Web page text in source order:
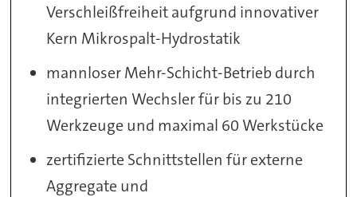
Verschleißfreiheit aufgrund innovativer
Kern Mikrospalt-Hydrostatik
mannloser Mehr-Schicht-Betrieb durch
integrierten Wechsler für bis zu 210
Werkzeuge und maximal 60 Werkstücke
zertifizierte Schnittstellen für externe
Aggregate und